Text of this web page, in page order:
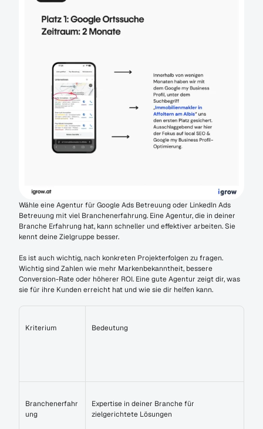
Wähle eine Agentur für Google Ads Betreuung oder LinkedIn Ads
Betreuung mit viel Branchenerfahrung. Eine Agentur, die in deiner
Branche Erfahrung hat, kann schneller und effektiver arbeiten. Sie
kennt deine Zielgruppe besser.
Es ist auch wichtig, nach konkreten Projekterfolgen zu fragen.
Wichtig sind Zahlen wie mehr Markenbekanntheit, bessere
Conversion-Rate oder höherer ROI. Eine gute Agentur zeigt dir, was
sie für ihre Kunden erreicht hat und wie sie dir helfen kann.
Kriterium Bedeutung
Branchenerfahr
ung
Expertise in deiner Branche für
zielgerichtete Lösungen